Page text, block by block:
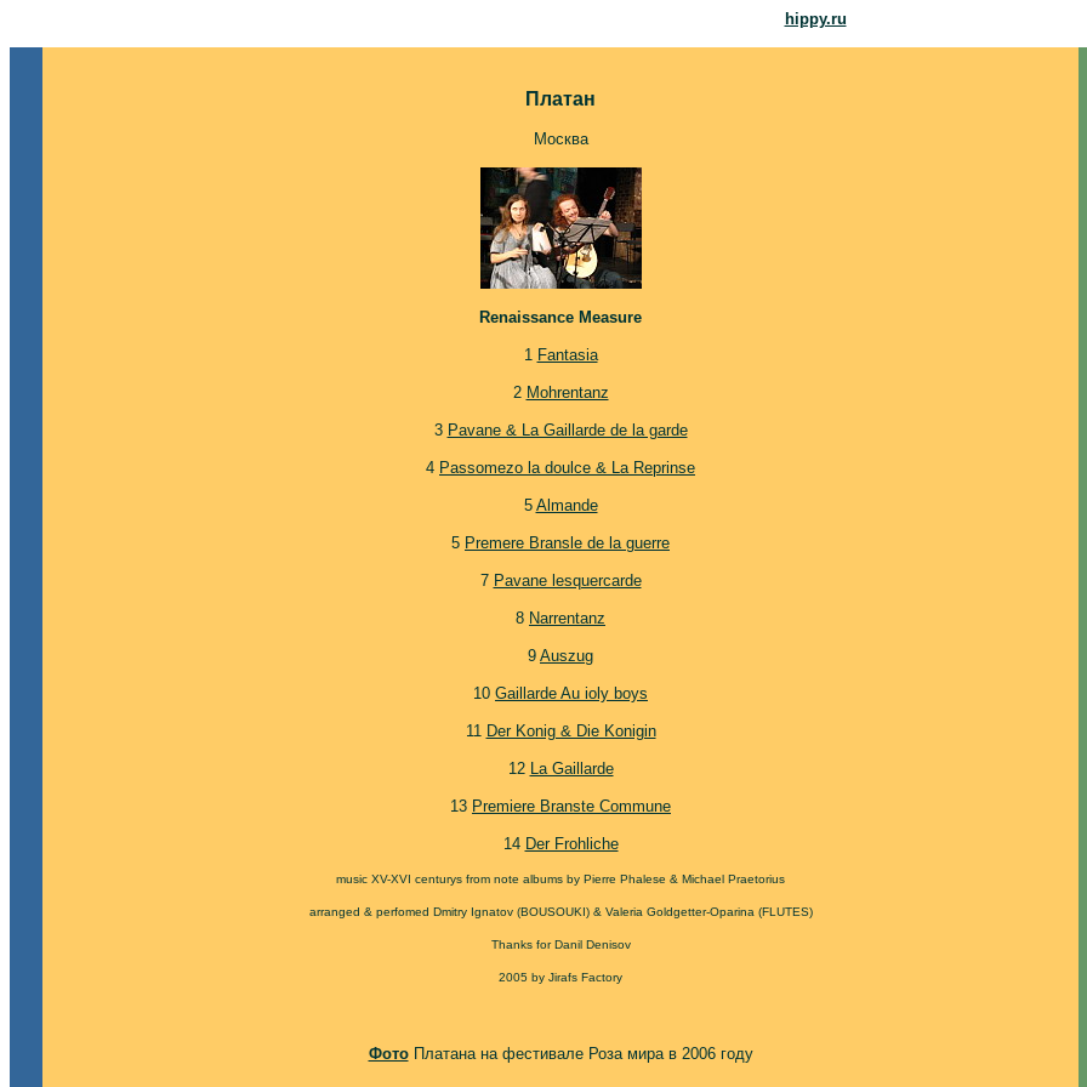
hippy.ru
Платан
Москва
Renaissance Measure
1 Fantasia
2 Mohrentanz
3 Pavane & La Gaillarde de la garde
4 Passomezo la doulce & La Reprinse
5 Almande
5 Premere Bransle de la guerre
7 Pavane lesquercarde
8 Narrentanz
9 Auszug
10 Gaillarde Au ioly boys
11 Der Konig & Die Konigin
12 La Gaillarde
13 Premiere Branste Commune
14 Der Frohliche
music ХV-XVI centurys from note albums by Pierre Phalese & Michael Praetorius
arranged & perfomed Dmitry Ignatov (BOUSOUKI) & Valeria Goldgetter-Oparina (FLUTES)
Thanks for Danil Denisov
2005 by Jirafs Factory
ФотоПлатана на фестивале Роза мира в 2006 году